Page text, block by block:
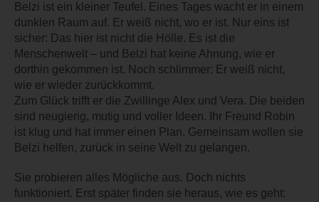
Belzi ist ein kleiner Teufel. Eines Tages wacht er in einem
dunklen Raum auf. Er weiß nicht, wo er ist. Nur eins ist
sicher: Das hier ist nicht die Hölle. Es ist die
Menschenwelt – und Belzi hat keine Ahnung, wie er
dorthin gekommen ist. Noch schlimmer: Er weiß nicht,
wie er wieder zurückkommt.
Zum Glück trifft er die Zwillinge Alex und Vera. Die beiden
sind neugierig, mutig und voller Ideen. Ihr Freund Robin
ist klug und hat immer einen Plan. Gemeinsam wollen sie
Belzi helfen, zurück in seine Welt zu gelangen.
Sie probieren alles Mögliche aus. Doch nichts
funktioniert. Erst später finden sie heraus, wie es geht: